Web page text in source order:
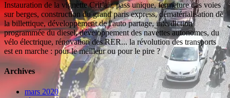
Instauration de la vignette Crit’air, pass unique, fermeture des voies
sur berges, construction du grand paris express, dématérialisation de
la billettique, développement de l'auto partage, interdiction
programmée du diesel, développement des navettes autonomes, du
vélo électrique, rénovation des RER... la révolution des transports
est en marche : pour le meilleur ou pour le pire ?
Archives
mars 2020